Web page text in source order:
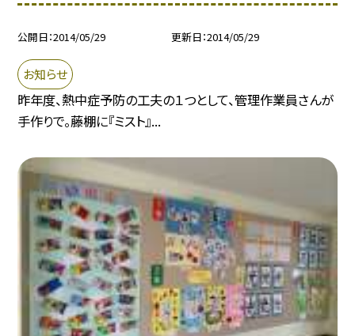
公開日 2014/05/29 更新日 2014/05/29
お知らせ
昨年度、熱中症予防の工夫の１つとして、管理作業員さんが
手作りで。藤棚に『ミスト』...